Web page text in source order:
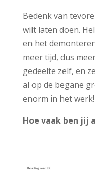
Bedenk van
wilt laten doen.
en het
meer tijd, dus
gedeelte zelf, en
al op de begane
enorm in het werk!
Hoe vaak ben jij